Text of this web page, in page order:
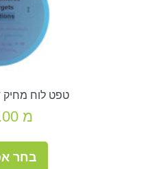
טפט לוח מחיק
מ
בחר